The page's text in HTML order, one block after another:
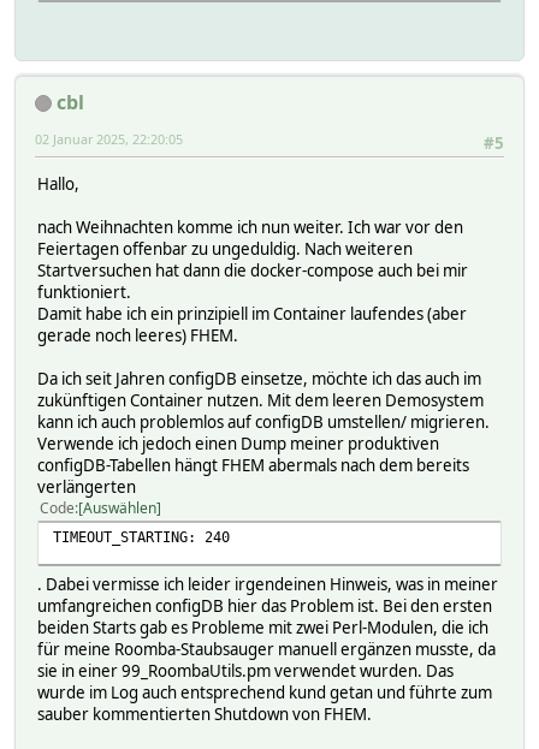
cbl
#5
02 Januar 2025, 22:20:05
Hallo,
nach Weihnachten komme ich nun weiter. Ich war vor den
Feiertagen offenbar zu ungeduldig. Nach weiteren
Startversuchen hat dann die docker-compose auch bei mir
funktioniert.
Damit habe ich ein prinzipiell im Container laufendes (aber
gerade noch leeres) FHEM.
Da ich seit Jahren configDB einsetze, möchte ich das auch im
zukünftigen Container nutzen. Mit dem leeren Demosystem
kann ich auch problemlos auf configDB umstellen/ migrieren.
Verwende ich jedoch einen Dump meiner produktiven
configDB-Tabellen hängt FHEM abermals nach dem bereits
verlängerten
Code Auswählen
TIMEOUT_STARTING: 240
. Dabei vermisse ich leider irgendeinen Hinweis, was in meiner
umfangreichen configDB hier das Problem ist. Bei den ersten
beiden Starts gab es Probleme mit zwei Perl-Modulen, die ich
für meine Roomba-Staubsauger manuell ergänzen musste, da
sie in einer 99_RoombaUtils.pm verwendet wurden. Das
wurde im Log auch entsprechend kund getan und führte zum
sauber kommentierten Shutdown von FHEM.